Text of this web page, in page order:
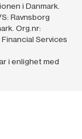
i Danmark.
Ravnsborg
Org.nr:
Services
i enlighet med